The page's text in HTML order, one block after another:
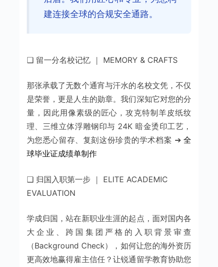
建连接全球的合规安全通路。
❑ 留一分名校记忆 ｜ MEMORY & CRAFTS
那张承载了无数个通宵与汗水的名校文凭，不仅
是荣誉，更是人生的勋章。我们深知它对您的分
量，因此用像素级的匠心，攻克特制羊皮纸纹
理、三维立体浮雕钢印与 24K 暗金烫印工艺，
为您悉心留存、复刻这份珍贵的学术档案 ➔全
球毕业证成绩单制作
❑ 归国入职第一步 ｜ ELITE ACADEMIC
EVALUATION
学成归国，站在新职业生涯的起点，面对国内各
大企业、跨国集团严格的入职背景审查
（Background Check），如何让您的海外资历
更高效地赢得雇主信任？让锐通留学教育协助您